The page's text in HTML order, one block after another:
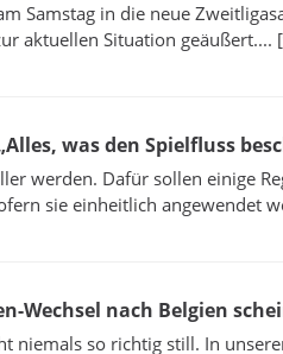
Samstag in die neue
aktuellen Situation geäußert....
was den Spielfluss
werden. Dafür sollen einige
sie einheitlich angewendet
Wechsel nach Belgien
niemals so richtig still. In